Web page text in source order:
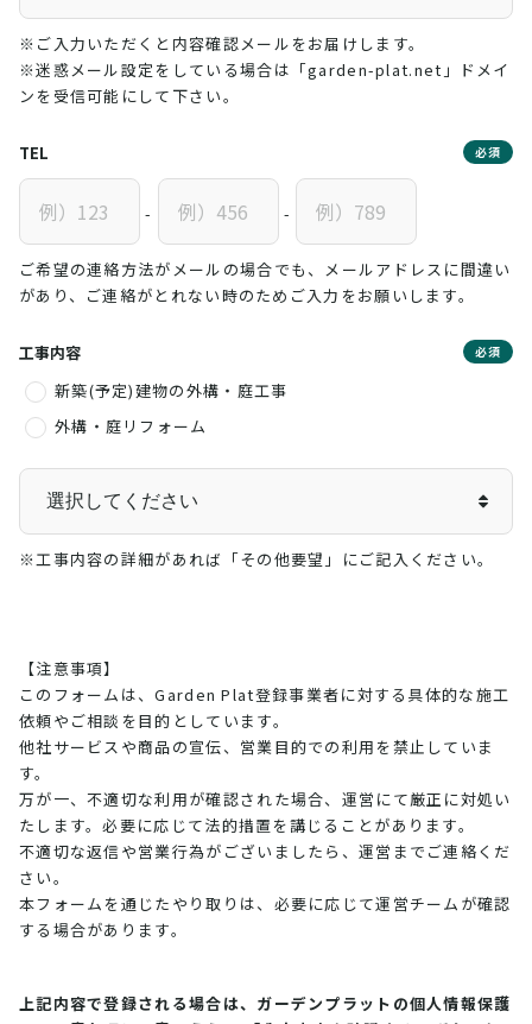
※ご入力いただくと内容確認メールをお届けします。
※迷惑メール設定をしている場合は「garden-plat.net」ドメイ
ンを受信可能にして下さい。
TEL 必須
- -
ご希望の連絡方法がメールの場合でも、メールアドレスに間違い
があり、ご連絡がとれない時のためご入力をお願いします。
工事内容 必須
新築(予定)建物の外構・庭工事
外構・庭リフォーム
※工事内容の詳細があれば「その他要望」にご記入ください。
【注意事項】
このフォームは、Garden Plat登録事業者に対する具体的な施工
依頼やご相談を目的としています。
他社サービスや商品の宣伝、営業目的での利用を禁止していま
す。
万が一、不適切な利用が確認された場合、運営にて厳正に対処い
たします。必要に応じて法的措置を講じることがあります。
不適切な返信や営業行為がございましたら、運営までご連絡くだ
さい。
本フォームを通じたやり取りは、必要に応じて運営チームが確認
する場合があります。
上記内容で登録される場合は、ガーデンプラットの個人情報保護